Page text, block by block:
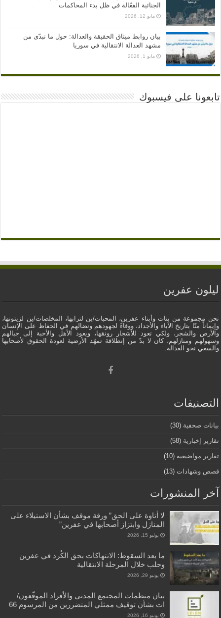
الجنائية الفعّالة في ظل بدء المحاكمات
مايو 12, 2026
بيان روابط ميثاق الحقيقة والعدالة: حول ما تبدّى من
مشهد العدالة الانتقالية في سوريا
مايو 1, 2026
تابعونا على فيسبوك
ليلون عفرين
نحن مجموعة من بنات وأبناء عفرين، المحبات/ين لترابها، المخلصات/ين لزيتونها،
وإيماناً منّا بتاريخ الآباء والأجداد، ووفاءً لجهودهم ونضالهم في الحفاظ على الإنسان
والأرض والشجر، ولكي تعود للأشجار رونقها، ويعود الأهل والأحبة إلى جبالهم
وسهولهم ومنازلهم، كان لا بدّ من إنطلاقة تمهّد الأرضية لعودة الحقوق لأصحابها
والسعي نحو العدالة.
التصنيفات
بيانات صحفية (30)
تقارير إخبارية (58)
تقارير مواضيعية (10)
قصص وشهادات (13)
آخر المنشورات
لا أتاوة على الحق” ورقة موقف بشأن الاستيلاء على
المنازل وابتزاز أصحابها في عفرين”
يوليو 15, 2026
ما بعد السقوط: الانتهاكات بحق الكُرد في عفرين
وحلب خلال المرحلة الانتقالية
يونيو 29, 2026
بيان منظمات المجتمع المدني والأفراد الموقّعون/
ات بشأن توقيف ممثلي المتضررين من المرسوم 66
يونيو 16, 2026